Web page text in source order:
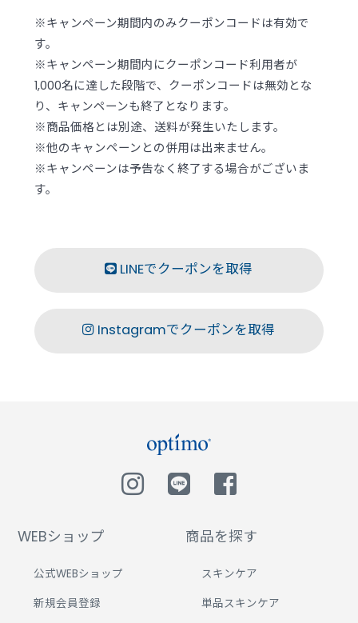
※キャンペーン期間内のみクーポンコードは有効で
す。
※キャンペーン期間内にクーポンコード利用者が
1,000名に達した段階で、クーポンコードは無効とな
り、キャンペーンも終了となります。
※商品価格とは別途、送料が発生いたします。
※他のキャンペーンとの併用は出来ません。
※キャンペーンは予告なく終了する場合がございま
す。
LINEでクーポンを取得
Instagramでクーポンを取得
WEBショップ
公式WEBショップ
新規会員登録
商品を探す
スキンケア
単品スキンケア